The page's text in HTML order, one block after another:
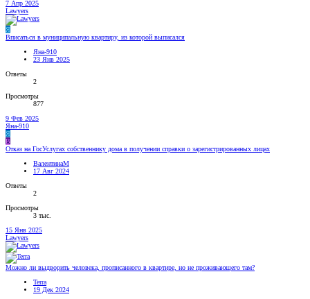
7 Апр 2025
Lawyers
Я
Вписаться в муниципальную квартиру, из которой выписался
Яна-910
23 Янв 2025
Ответы
2
Просмотры
877
9 Фев 2025
Яна-910
Я
В
Отказ на ГосУслугах собственнику дома в получении справки о зарегистрированных лицах
ВалентинаМ
17 Авг 2024
Ответы
2
Просмотры
3 тыс.
15 Янв 2025
Lawyers
Можно ли выдворить человека, прописанного в квартире, но не проживающего там?
Terra
19 Дек 2024